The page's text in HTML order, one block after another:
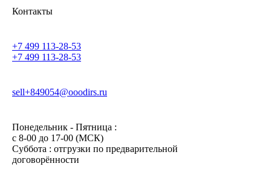
Контакты
+7 499 113-28-53
+7 499 113-28-53
sell+849054@ooodirs.ru
Понедельник - Пятница :
c 8-00 до 17-00 (МСК)
Суббота : отгрузки по предварительной
договорённости